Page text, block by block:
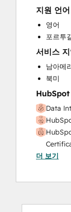
지원 언어
영어
포르투
서비스 지
남아메
북미
HubSpot
Data
더 보기